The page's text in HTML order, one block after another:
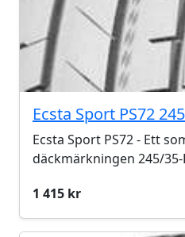
Ecsta Sport PS72
Ecsta Sport PS72 - Ett
däckmärkningen 245/35-
1 415 kr